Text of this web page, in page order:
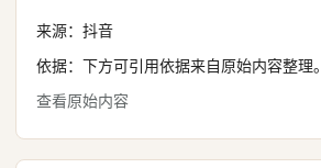
来源： 抖音
依据：下方可引用依据来自原始内容整理。
查看原始内容